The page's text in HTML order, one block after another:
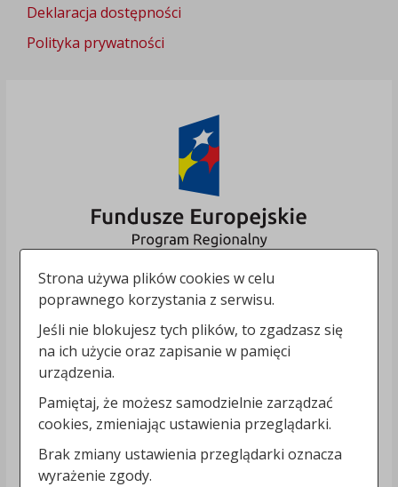
Deklaracja dostępności
Polityka prywatności
Strona używa plików cookies w celu
poprawnego korzystania z serwisu.
Jeśli nie blokujesz tych plików, to zgadzasz się
na ich użycie oraz zapisanie w pamięci
urządzenia.
Pamiętaj, że możesz samodzielnie zarządzać
cookies, zmieniając ustawienia przeglądarki.
Brak zmiany ustawienia przeglądarki oznacza
wyrażenie zgody.